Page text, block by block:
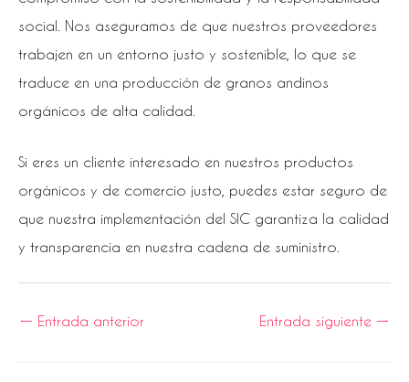
social. Nos aseguramos de que nuestros proveedores
trabajen en un entorno justo y sostenible, lo que se
traduce en una producción de granos andinos
orgánicos de alta calidad.
Si eres un cliente interesado en nuestros productos
orgánicos y de comercio justo, puedes estar seguro de
que nuestra implementación del SIC garantiza la calidad
y transparencia en nuestra cadena de suministro.
← Entrada anterior Entrada siguiente →